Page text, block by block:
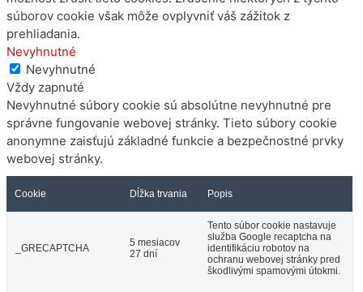
súborov cookie však môže ovplyvniť váš zážitok z
prehliadania.
Nevyhnutné
Nevyhnutné
Vždy zapnuté
Nevyhnutné súbory cookie sú absolútne nevyhnutné pre
správne fungovanie webovej stránky. Tieto súbory cookie
anonymne zaisťujú základné funkcie a bezpečnostné prvky
webovej stránky.
Cookie Dĺžka trvania Popis
_GRECAPTCHA
5 mesiacov
27 dní
Tento súbor cookie nastavuje
služba Google recaptcha na
identifikáciu robotov na
ochranu webovej stránky pred
škodlivými spamovými útokmi.